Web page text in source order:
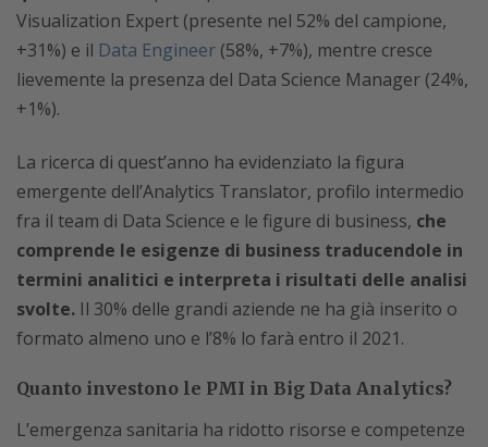
Visualization Expert (presente nel 52% del campione,
+31%) e il Data Engineer (58%, +7%), mentre cresce
lievemente la presenza del Data Science Manager (24%,
+1%).
La ricerca di quest’anno ha evidenziato la figura
emergente dell’Analytics Translator, profilo intermedio
fra il team di Data Science e le figure di business, che
comprende le esigenze di business traducendole in
termini analitici e interpreta i risultati delle analisi
svolte. Il 30% delle grandi aziende ne ha già inserito o
formato almeno uno e l’8% lo farà entro il 2021.
Quanto investono le PMI in Big Data Analytics?
L’emergenza sanitaria ha ridotto risorse e competenze